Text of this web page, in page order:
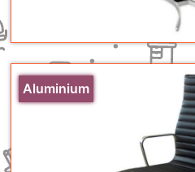
Aluminium